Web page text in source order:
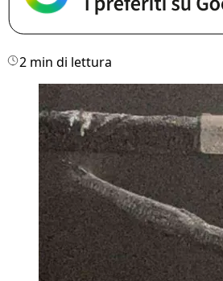
2 min di lettura